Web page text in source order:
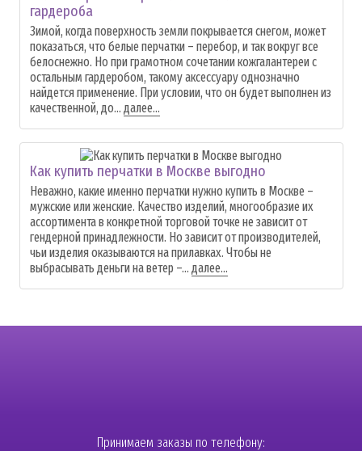
гардероба
Зимой, когда поверхность земли покрывается снегом, может
показаться, что белые перчатки – перебор, и так вокруг все
белоснежно. Но при грамотном сочетании кожгалантереи с
остальным гардеробом, такому аксессуару однозначно
найдется применение. При условии, что он будет выполнен из
качественной, до... далее...
Как купить перчатки в Москве выгодно
Неважно, какие именно перчатки нужно купить в Москве –
мужские или женские. Качество изделий, многообразие их
ассортимента в конкретной торговой точке не зависит от
гендерной принадлежности. Но зависит от производителей,
чьи изделия оказываются на прилавках. Чтобы не
выбрасывать деньги на ветер –... далее...
Принимаем заказы по телефону: